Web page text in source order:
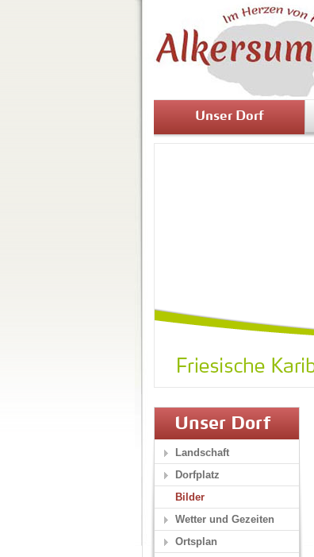
Unser Dorf
Unser Dorf
Landschaft
Dorfplatz
Bilder
Wetter und Gezeiten
Ortsplan